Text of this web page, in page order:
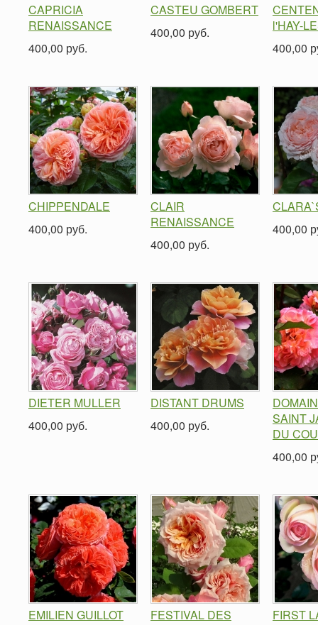
CAPRICIA
RENAISSANCE
400,00 руб.
CASTEU GOMBERT
400,00 руб.
l'HAY-
400,00
CHIPPENDALE
400,00 руб.
CLAIR
RENAISSANCE
400,00 руб.
400,00
DIETER MULLER
400,00 руб.
DISTANT DRUMS
400,00 руб.
SAINT
DU
400,00
EMILIEN GUILLOT
FESTIVAL DES
FIRST